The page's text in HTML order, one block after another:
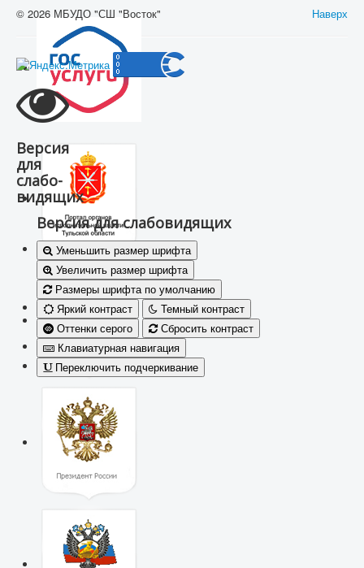
Наверх
© 2026 МБУДО "СШ "Восток"
Версия
для
слабо-
видящих
Версия для слабовидящих
Уменьшить размер шрифта
Увеличить размер шрифта
Размеры шрифта по умолчанию
Яркий контраст
Темный контраст
Оттенки серого
Сбросить контраст
Клавиатурная навигация
Переключить подчеркивание